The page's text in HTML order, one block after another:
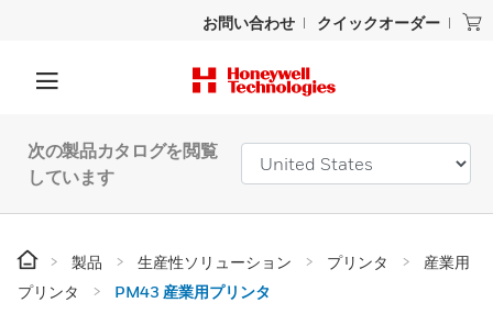
お問い合わせ クイックオーダー
次の製品カタログを閲覧
しています
製品 生産性ソリューション プリンタ
産業用
プリンタ
PM43 産業用プリンタ